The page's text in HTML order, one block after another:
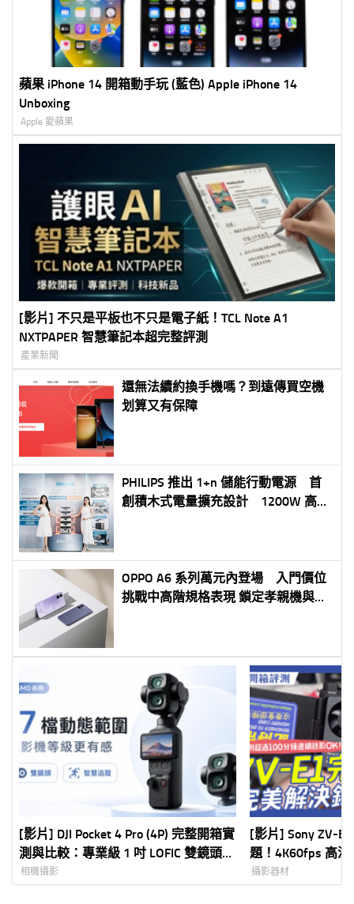
蘋果 iPhone 14 開箱動手玩 (藍色) Apple iPhone 14
Unboxing
Apple 愛蘋果
[影片] 不只是平板也不只是電子紙！TCL Note A1
NXTPAPER 智慧筆記本超完整評測
產業新聞
還無法續約換手機嗎？到遠傳買空機
划算又有保障
PHILIPS 推出 1+n 儲能行動電源 首
創積木式電量擴充設計 1200W 高功
OPPO A6 系列萬元內登場 入門價位
挑戰中高階規格表現 鎖定孝親機與備
[影片] DJI Pocket 4 Pro (4P) 完整開箱實
測與比較：專業級 1 吋 LOFIC 雙鏡頭
Vlog 神器全解析
相機攝影
[影片] Sony ZV-
題！4K60fps 高
攝影器材